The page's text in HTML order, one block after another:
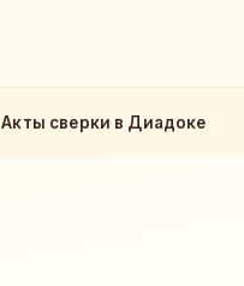
Акты сверки в Диадоке